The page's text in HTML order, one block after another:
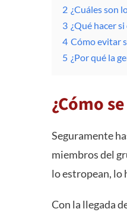
2 ¿Cuáles son
3 ¿Qué hacer
4 Cómo evitar
5 ¿Por qué la
¿Cómo
Seguramente
miembros del
lo estropean, lo
Con la llegada